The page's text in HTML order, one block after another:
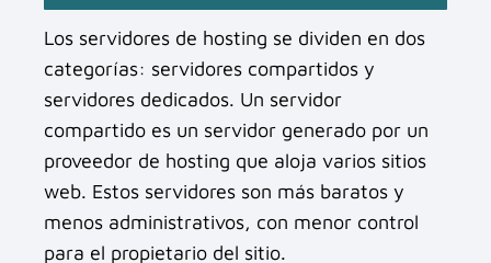
Los servidores de hosting se dividen en dos
categorías: servidores compartidos y
servidores dedicados. Un servidor
compartido es un servidor generado por un
proveedor de hosting que aloja varios sitios
web. Estos servidores son más baratos y
menos administrativos, con menor control
para el propietario del sitio.